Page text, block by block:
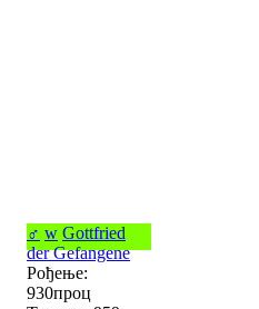
♂ w Gottfried
der Gefangene
Рођење:
930проц